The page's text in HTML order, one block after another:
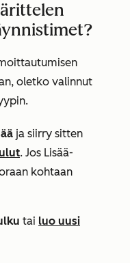
oletko valinnut
ja siirry sitten
. Jos Lisää-
kohtaan
tai luo uusi